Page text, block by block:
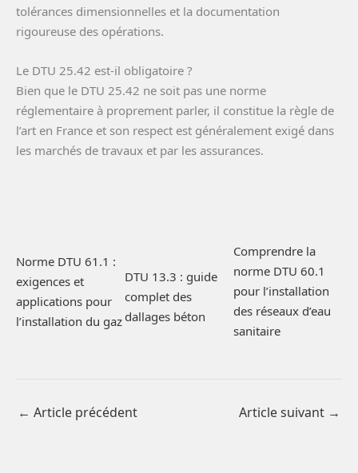
tolérances dimensionnelles et la documentation
rigoureuse des opérations.
Le DTU 25.42 est-il obligatoire ?
Bien que le DTU 25.42 ne soit pas une norme
réglementaire à proprement parler, il constitue la règle de
l’art en France et son respect est généralement exigé dans
les marchés de travaux et par les assurances.
Norme DTU 61.1 :
exigences et
applications pour
l’installation du gaz
DTU 13.3 : guide
complet des
dallages béton
Comprendre la
norme DTU 60.1
pour l’installation
des réseaux d’eau
sanitaire
← Article précédent Article suivant →